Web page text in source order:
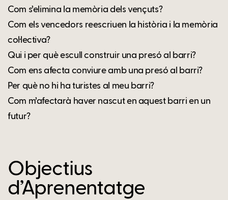
Com s’elimina la memòria dels vençuts?
Com els vencedors reescriuen la història i la memòria
col·lectiva?
Qui i per què escull construir una presó al barri?
Com ens afecta conviure amb una presó al barri?
Per què no hi ha turistes al meu barri?
Com m’afectarà haver nascut en aquest barri en un
futur?
Objectius
d’Aprenentatge